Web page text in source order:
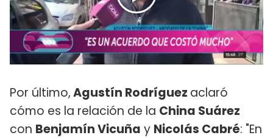
Por último,Agustín Rodríguez aclaró
cómo es la relación de la China Suárez
con Benjamín Vicuña y Nicolás Cabré: "En